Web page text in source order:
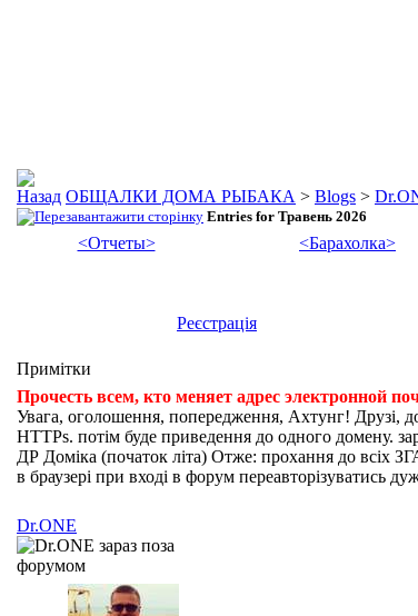
ОБЩАЛКИ ДОМА РЫБАКА > Blogs >
Entries for Травень 2026
<Отчеты>
<Барахолка>
Реєстрація
Примітки
Прочесть всем, кто меняет адрес электронной
Увага, оголошення, попередження, Ахтунг! Друзі,
HTTPs. потім буде приведення до одного домену.
ДР Доміка (початок літа) Отже: прохання до всіх
в браузері при вході в форум переавторізуватись
Dr.ONE